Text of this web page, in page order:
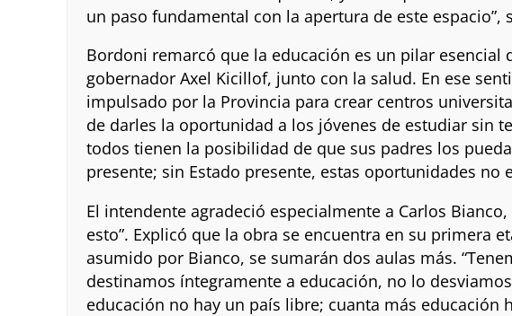
un paso fundamental con la apertura de este espacio”,
Bordoni remarcó que la educación es un pilar esencial
gobernador Axel Kicillof, junto con la salud. En ese
impulsado por la Provincia para crear centros
de darles la oportunidad a los jóvenes de estudiar sin
todos tienen la posibilidad de que sus padres los
presente; sin Estado presente, estas oportunidades no
El intendente agradeció especialmente a Carlos
esto”. Explicó que la obra se encuentra en su primera
asumido por Bianco, se sumarán dos aulas más.
destinamos íntegramente a educación, no lo
educación no hay un país libre; cuanta más educación